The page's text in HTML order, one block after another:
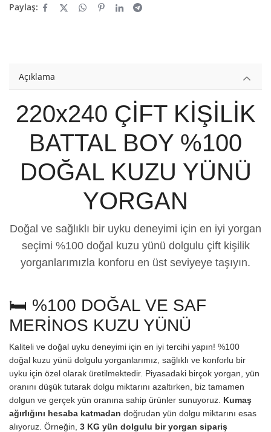
Paylaş:
Açıklama
220x240 ÇİFT KİŞİLİK
BATTAL BOY %100
DOĞAL KUZU YÜNÜ
YORGAN
Doğal ve sağlıklı bir uyku deneyimi için en iyi yorgan
seçimi %100 doğal kuzu yünü dolgulu çift kişilik
yorganlarımızla konforu en üst seviyeye taşıyın.
🛏️ %100 DOĞAL VE SAF
MERİNOS KUZU YÜNÜ
Kaliteli ve doğal uyku deneyimi için en iyi tercihi yapın! %100
doğal kuzu yünü dolgulu yorganlarımız, sağlıklı ve konforlu bir
uyku için özel olarak üretilmektedir. Piyasadaki birçok yorgan, yün
oranını düşük tutarak dolgu miktarını azaltırken, biz tamamen
dolgun ve gerçek yün oranına sahip ürünler sunuyoruz. Kumaş
ağırlığını hesaba katmadan doğrudan yün dolgu miktarını esas
alıyoruz. Örneğin, 3 KG yün dolgulu bir yorgan sipariş